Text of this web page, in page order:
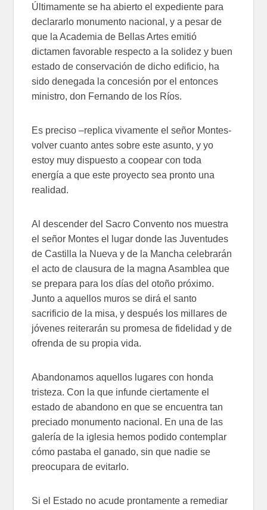
Últimamente se ha abierto el expediente para
declararlo monumento nacional, y a pesar de
que la Academia de Bellas Artes emitió
dictamen favorable respecto a la solidez y buen
estado de conservación de dicho edificio, ha
sido denegada la concesión por el entonces
ministro, don Fernando de los Ríos.
Es preciso –replica vivamente el señor Montes-
volver cuanto antes sobre este asunto, y yo
estoy muy dispuesto a coopear con toda
energía a que este proyecto sea pronto una
realidad.
Al descender del Sacro Convento nos muestra
el señor Montes el lugar donde las Juventudes
de Castilla la Nueva y de la Mancha celebrarán
el acto de clausura de la magna Asamblea que
se prepara para los días del otoño próximo.
Junto a aquellos muros se dirá el santo
sacrificio de la misa, y después los millares de
jóvenes reiterarán su promesa de fidelidad y de
ofrenda de su propia vida.
Abandonamos aquellos lugares con honda
tristeza. Con la que infunde ciertamente el
estado de abandono en que se encuentra tan
preciado monumento nacional. En una de las
galería de la iglesia hemos podido contemplar
cómo pastaba el ganado, sin que nadie se
preocupara de evitarlo.
Si el Estado no acude prontamente a remediar